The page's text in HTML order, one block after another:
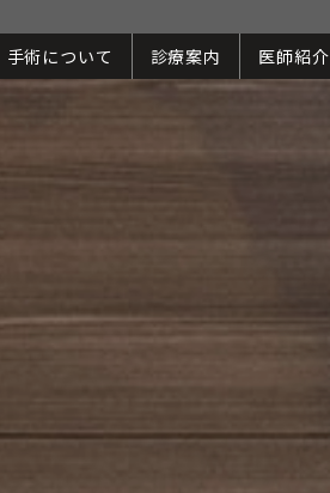
手術について 診療案内 医師紹介